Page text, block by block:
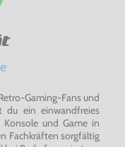
Gaming-Fans und
du ein einwandfreies
Konsole und Game in
Fachkräften sorgfältig